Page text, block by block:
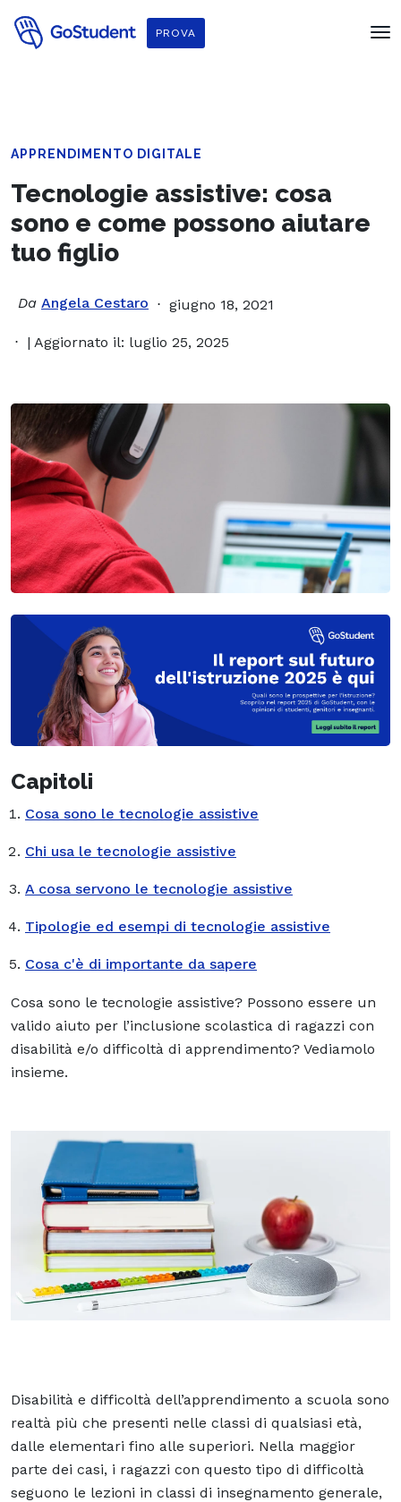
PROVA
APPRENDIMENTO DIGITALE
Tecnologie assistive: cosa
sono e come possono aiutare
tuo figlio
Da Angela Cestaro giugno 18, 2021
| Aggiornato il: luglio 25, 2025
Capitoli
Cosa sono le tecnologie assistive
Chi usa le tecnologie assistive
A cosa servono le tecnologie assistive
Tipologie ed esempi di tecnologie assistive
Cosa c'è di importante da sapere
Cosa sono le tecnologie assistive? Possono essere un
valido aiuto per l’inclusione scolastica di ragazzi con
disabilità e/o difficoltà di apprendimento? Vediamolo
insieme.
Disabilità e difficoltà dell’apprendimento a scuola sono
realtà più che presenti nelle classi di qualsiasi età,
dalle elementari fino alle superiori. Nella maggior
parte dei casi, i ragazzi con questo tipo di difficoltà
seguono le lezioni in classi di insegnamento generale,